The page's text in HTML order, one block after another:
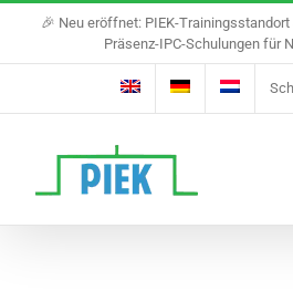
content
🎉 Neu eröffnet: PIEK-
Präsenz-IPC-Schulungen für